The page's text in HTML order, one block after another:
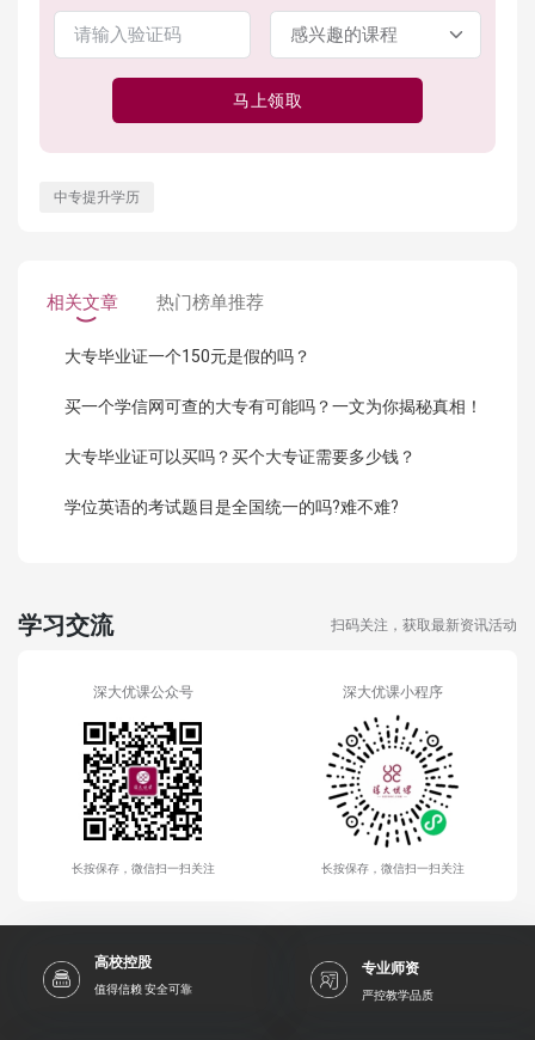
马上领取
中专提升学历
相关文章 热门榜单推荐
大专毕业证一个150元是假的吗？
买一个学信网可查的大专有可能吗？一文为你揭秘真相！
大专毕业证可以买吗？买个大专证需要多少钱？
学位英语的考试题目是全国统一的吗?难不难?
学习交流 扫码关注，获取最新资讯活动
深大优课公众号
长按保存，微信扫一扫关注
深大优课小程序
长按保存，微信扫一扫关注
高校控股
值得信赖 安全可靠
专业师资
严控教学品质